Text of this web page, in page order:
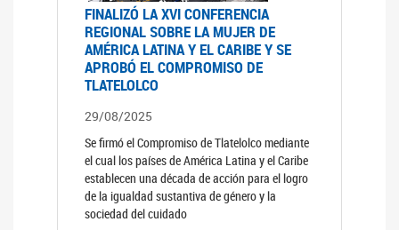
FINALIZÓ LA XVI CONFERENCIA
REGIONAL SOBRE LA MUJER DE
AMÉRICA LATINA Y EL CARIBE Y SE
APROBÓ EL COMPROMISO DE
TLATELOLCO
29/08/2025
Se firmó el Compromiso de Tlatelolco mediante
el cual los países de América Latina y el Caribe
establecen una década de acción para el logro
de la igualdad sustantiva de género y la
sociedad del cuidado